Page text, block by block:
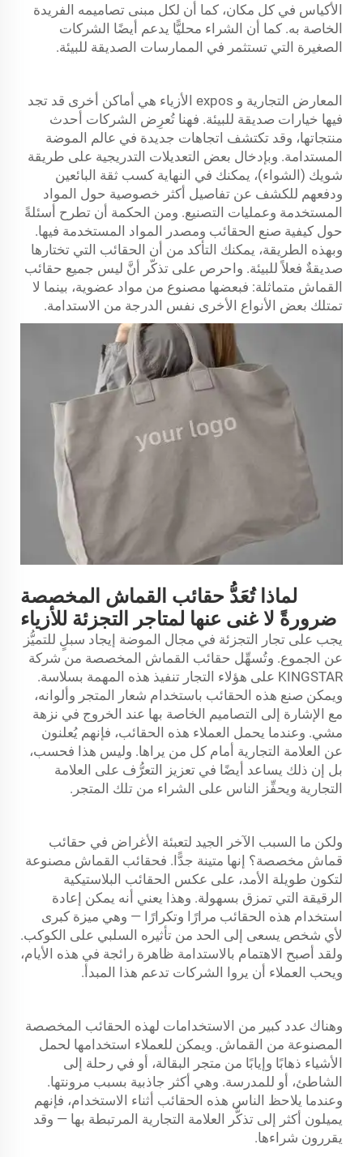
الأكياس في كل مكان، كما أن لكل مبنى تصاميمه الفريدة
الخاصة به. كما أن الشراء محليًّا يدعم أيضًا الشركات
الصغيرة التي تستثمر في الممارسات الصديقة للبيئة.
المعارض التجارية و expos الأزياء هي أماكن أخرى قد تجد
فيها خيارات صديقة للبيئة. فهنا تُعرِض الشركات أحدث
منتجاتها، وقد تكتشف اتجاهات جديدة في عالم الموضة
المستدامة. وبإدخال بعض التعديلات التدريجية على طريقة
شويك (الشواء)، يمكنك في النهاية كسب ثقة البائعين
ودفعهم للكشف عن تفاصيل أكثر خصوصية حول المواد
المستخدمة وعمليات التصنيع. ومن الحكمة أن تطرح أسئلةً
حول كيفية صنع الحقائب ومصدر المواد المستخدمة فيها.
وبهذه الطريقة، يمكنك التأكد من أن الحقائب التي تختارها
صديقةٌ فعلاً للبيئة. واحرص على تذكّر أنَّ ليس جميع حقائب
القماش متماثلة: فبعضها مصنوع من مواد عضوية، بينما لا
تمتلك بعض الأنواع الأخرى نفس الدرجة من الاستدامة.
لماذا تُعَدُّ حقائب القماش المخصصة
ضرورةً لا غنى عنها لمتاجر التجزئة للأزياء
يجب على تجار التجزئة في مجال الموضة إيجاد سبلٍ للتميُّز
عن الجموع. وتُسهِّل حقائب القماش المخصصة من شركة
KINGSTAR على هؤلاء التجار تنفيذ هذه المهمة بسلاسة.
ويمكن صنع هذه الحقائب باستخدام شعار المتجر وألوانه،
مع الإشارة إلى التصاميم الخاصة بها عند الخروج في نزهة
مشي. وعندما يحمل العملاء هذه الحقائب، فإنهم يُعلنون
عن العلامة التجارية أمام كل من يراها. وليس هذا فحسب،
بل إن ذلك يساعد أيضًا في تعزيز التعرُّف على العلامة
التجارية ويحفِّز الناس على الشراء من تلك المتجر.
ولكن ما السبب الآخر الجيد لتعبئة الأغراض في حقائب
قماش مخصصة؟ إنها متينة جدًّا. فحقائب القماش مصنوعة
لتكون طويلة الأمد، على عكس الحقائب البلاستيكية
الرقيقة التي تمزق بسهولة. وهذا يعني أنه يمكن إعادة
استخدام هذه الحقائب مرارًا وتكرارًا — وهي ميزة كبرى
لأي شخص يسعى إلى الحد من تأثيره السلبي على الكوكب.
ولقد أصبح الاهتمام بالاستدامة ظاهرة رائجة في هذه الأيام،
ويحب العملاء أن يروا الشركات تدعم هذا المبدأ.
وهناك عدد كبير من الاستخدامات لهذه الحقائب المخصصة
المصنوعة من القماش. ويمكن للعملاء استخدامها لحمل
الأشياء ذهابًا وإيابًا من متجر البقالة، أو في رحلة إلى
الشاطئ، أو للمدرسة. وهي أكثر جاذبية بسبب مرونتها.
وعندما يلاحظ الناس هذه الحقائب أثناء الاستخدام، فإنهم
يميلون أكثر إلى تذكُّر العلامة التجارية المرتبطة بها — وقد
يقررون شراءها.